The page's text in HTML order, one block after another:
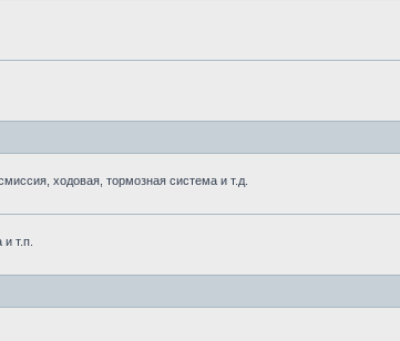
ходовая, тормозная система и т.д.
т.п.